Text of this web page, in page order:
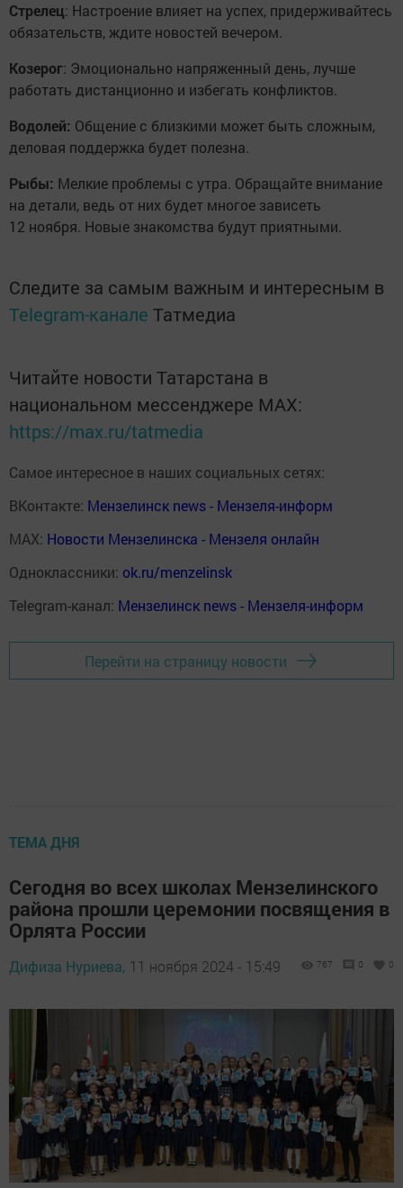
Стрелец: Настроение влияет на успех, придерживайтесь
обязательств, ждите новостей вечером.
Козерог: Эмоционально напряженный день, лучше
работать дистанционно и избегать конфликтов.
Водолей: Общение с близкими может быть сложным,
деловая поддержка будет полезна.
Рыбы: Мелкие проблемы с утра. Обращайте внимание
на детали, ведь от них будет многое зависеть
12 ноября. Новые знакомства будут приятными.
Следите за самым важным и интересным в
Telegram-канале Татмедиа
Читайте новости Татарстана в
национальном мессенджере MАХ:
https://max.ru/tatmedia
Самое интересное в наших социальных сетях:
ВКонтакте: Мензелинск news - Мензеля-информ
MAX: Новости Мензелинска - Мензеля онлайн
Одноклассники: ok.ru/menzelinsk
Telegram-канал: Мензелинск news - Мензеля-информ
Перейти на страницу новости
ТЕМА ДНЯ
Сегодня во всех школах Мензелинского
района прошли церемонии посвящения в
Орлята России
Дифиза Нуриева, 11 ноября 2024 - 15:49 767 0 0